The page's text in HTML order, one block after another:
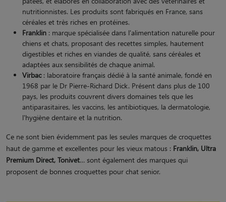
nutritionnistes. Les produits sont fabriqués en France, sans
céréales et très riches en protéines.
Franklin : marque spécialisée dans l'alimentation naturelle pour
chiens et chats, proposant des recettes simples, hautement
digestibles et riches en viandes de qualité, sans céréales et
adaptées aux sensibilités de chaque animal.
Virbac : laboratoire français dédié à la santé animale, fondé en
1968 par le Dr Pierre-Richard Dick. Présent dans plus de 100
pays, les produits couvrent divers domaines tels que les
antiparasitaires, les vaccins, les antibiotiques, la dermatologie,
l'hygiène dentaire et la nutrition.
Ce ne sont bien évidemment pas les seules marques de croquettes
haut de gamme et excellentes pour les vieux matous : Franklin, Ultra
Premium Direct, Tonivet… sont également des marques qui
proposent de bonnes croquettes pour chat senior.